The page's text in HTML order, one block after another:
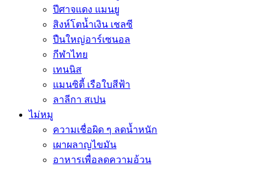
ปีศาจแดง แมนยู
สิงห์โตน้ำเงิน เชลซี
ปืนใหญ่อาร์เซนอล
กีฬาไทย
เทนนิส
แมนซิตี้ เรือใบสีฟ้า
ลาลีกา สเปน
ไม่หมู
ความเชื่อผิด ๆ ลดน้ำหนัก
เผาผลาญไขมัน
อาหารเพื่อลดความอ้วน